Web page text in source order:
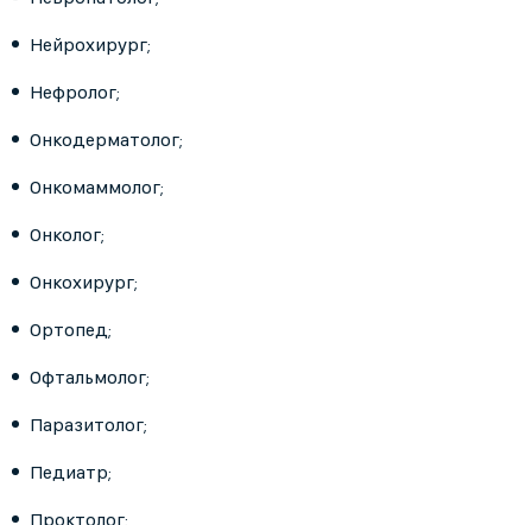
Нейрохирург;
Нефролог;
Онкодерматолог;
Онкомаммолог;
Онколог;
Онкохирург;
Ортопед;
Офтальмолог;
Паразитолог;
Педиатр;
Проктолог;